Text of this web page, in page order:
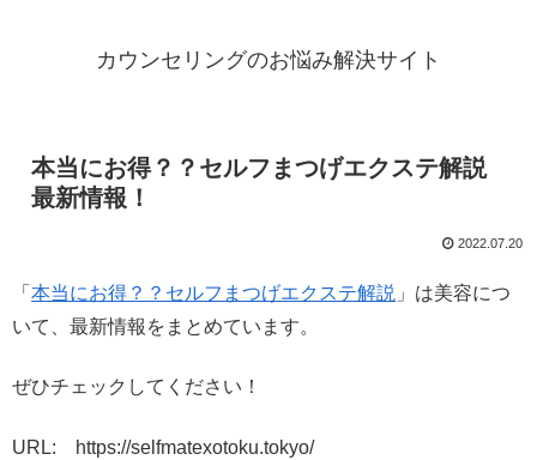
カウンセリングのお悩み解決サイト
本当にお得？？セルフまつげエクステ解説
最新情報！
2022.07.20
「 本当にお得？？セルフまつげエクステ解説 」は美容につ
いて、最新情報をまとめています。
ぜひチェックしてください！
URL: https://selfmatexotoku.tokyo/